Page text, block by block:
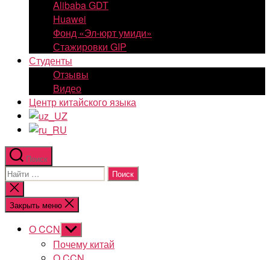
Alibaba GDT
Huawei
Фонд «Эл-юрт умиди»
Стажировки GIP
Студенты
Отзывы
Видео
Центр китайского языка
Поиск
Поиск:
Закрыть
поиск
Закрыть меню
О CCN Показывать
подменю
Почему китай